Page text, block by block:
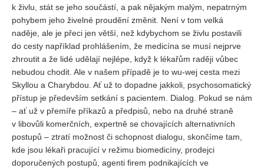
k živlu, stát se jeho součástí, a pak nějakým malým, nepatrným
pohybem jeho živelné proudění změnit. Není v tom velká
naděje, ale je přeci jen větší, než kdybychom se živlu postavili
do cesty například prohlášením, že medicína se musí nejprve
zhroutit a že lidé udělají nejlépe, když k lékařům raději vůbec
nebudou chodit. Ale v našem případě je to wu-wej cesta mezi
Skyllou a Charybdou. Ať už to dopadne jakkoli, psychosomatický
přístup je především setkání s pacientem. Dialog. Pokud se nám
– ať už v přemíře příkazů a předpisů, nebo na druhé straně
v libovůli komerčních, expertně se chovajících alternativních
postupů – ztratí možnost či schopnost dialogu, skončíme tam,
kde jsou lékaři pracující v režimu biomedicíny, prodejci
doporučených postupů, agenti firem podnikajících ve